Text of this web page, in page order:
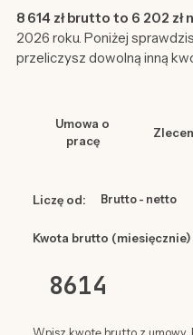
8 614 zł brutto to 6 202 zł
2026 roku. Poniżej
przeliczysz dowolną inną
Umowa o
pracę
Liczę od: Brutto - netto
Kwota brutto (miesięcznie)